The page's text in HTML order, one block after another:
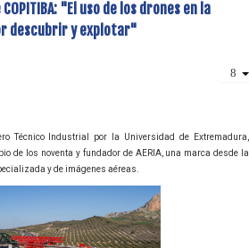
"El uso de los drones en la
descubrir y explotar"
Técnico Industrial por la Universidad de Extremadura,
de los noventa y fundador de AERIA, una marca desde la
y de imágenes aéreas.